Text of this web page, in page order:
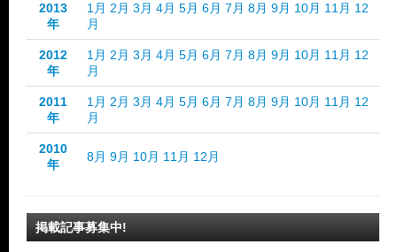
2013
年
1月 2月 3月 4月 5月 6月 7月 8月 9月 10月 11月 12
月
2012
年
1月 2月 3月 4月 5月 6月 7月 8月 9月 10月 11月 12
月
2011
年
1月 2月 3月 4月 5月 6月 7月 8月 9月 10月 11月 12
月
2010
年
8月 9月 10月 11月 12月
掲載記事募集中!